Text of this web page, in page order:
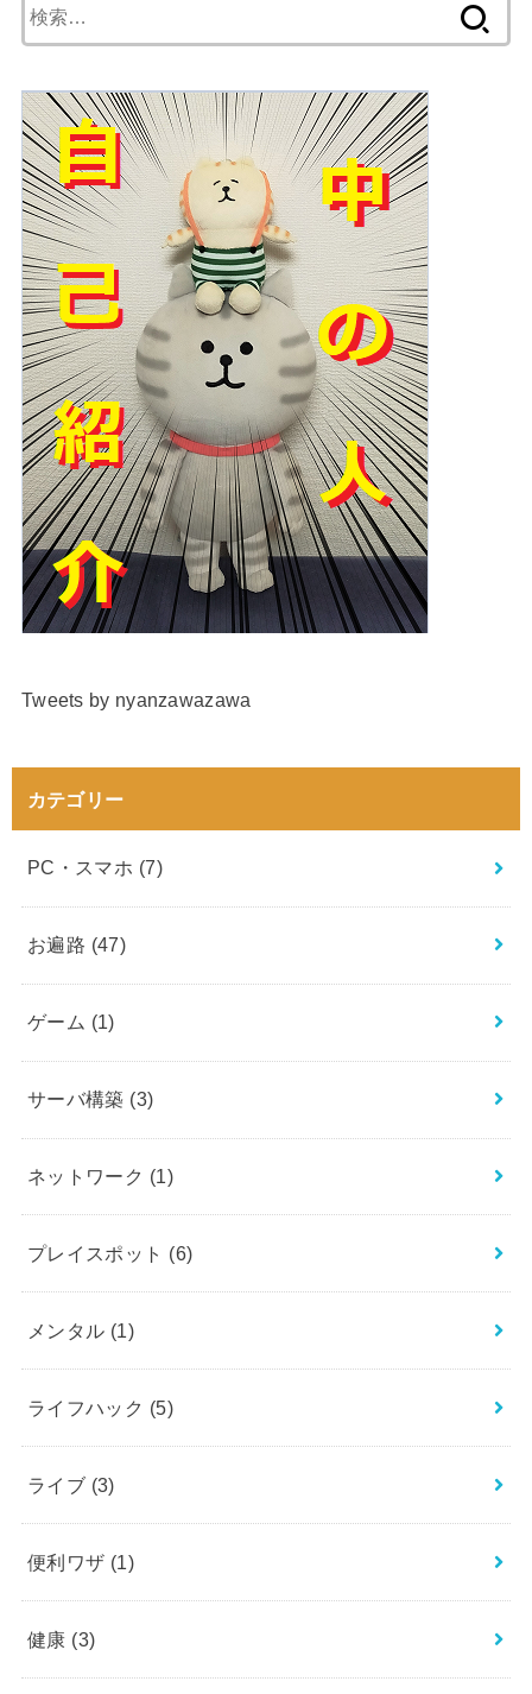
索:
Tweets by nyanzawazawa
カテゴリー
PC・スマホ (7)
お遍路 (47)
ゲーム (1)
サーバ構築 (3)
ネットワーク (1)
プレイスポット (6)
メンタル (1)
ライフハック (5)
ライブ (3)
便利ワザ (1)
健康 (3)